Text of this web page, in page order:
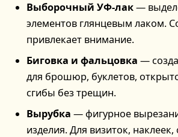
Выборочный УФ-лак—
элементов глянцевым лаком.
привлекает внимание.
Биговка и фальцовка —
для брошюр, буклетов,
сгибы без трещин.
Вырубка — фигурное
изделия. Для визиток,